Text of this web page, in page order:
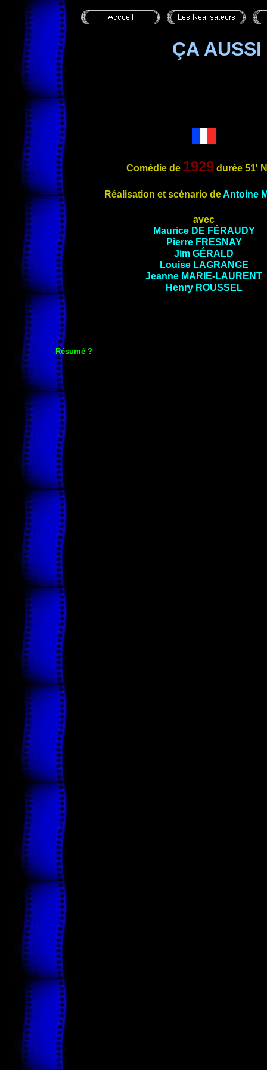
ÇA
Comédie de 1929durée 51'
Réalisation et scénario deAntoine
avec
Maurice DE FÉRAUDY
Pierre FRESNAY
Jim GÉRALD
Louise LAGRANGE
Jeanne MARIE-LAURENT
Henry ROUSSEL
Résumé ?